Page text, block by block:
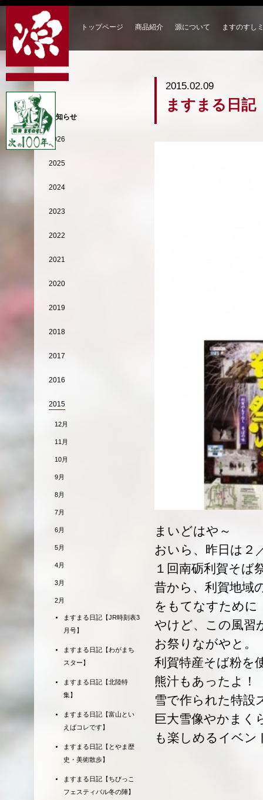
トップページ 商品紹介 源について ますのすし
2015.02.09
ますまる日記
まいどはや～
おいら、昨日は２
１回南砺利賀そば
昔から、利賀地域
をもてなすために
やけど、この風習
お祭りながやと。
利賀特産そば粉を
熊汁もあったよ！
雪で作られた特設
巨大雪像やかまく
も楽しめるイベン
お知らせ
2026
2025
2024
2023
2022
2021
2020
2019
2018
2017
2016
2015
12月
11月
10月
9月
8月
7月
6月
5月
4月
3月
2月
ますまる日記【JR時刻表3
月号】
ますまる日記【わがまち
スター】
ますまる日記【北陸特
集】
ますまる日記【富山とい
えばコレです】
ますまる日記【とやま歴
史・美術散歩】
ますまる日記【ちびっこ
フェスティバル冬の陣】